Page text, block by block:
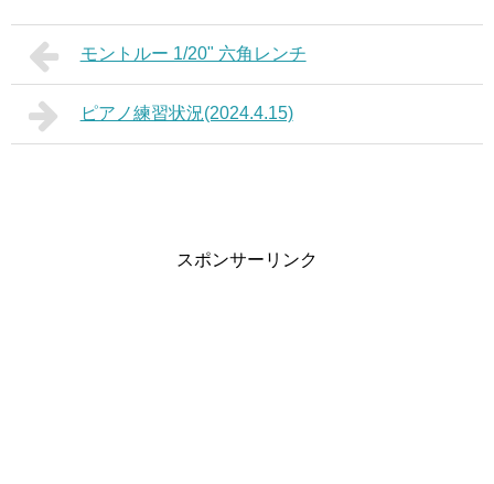
モントルー 1/20" 六角レンチ
ピアノ練習状況(2024.4.15)
スポンサーリンク